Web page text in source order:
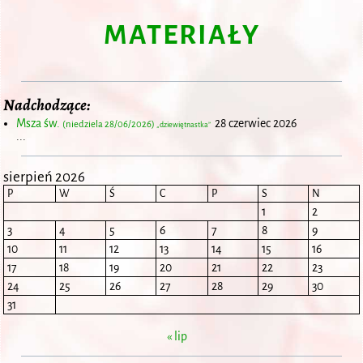
MATERIAŁY
Nadchodzące:
Msza św. (niedziela 28/06/2026) „dziewiętnastka” 28 czerwiec 2026
sierpień 2026
P W Ś C P S N
1
2
3
4 5 6 7 8
9
10
11 12 13 14 15
16
17
18 19 20 21 22
23
24
25 26 27 28 29
30
31
« lip